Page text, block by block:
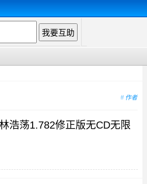
浩荡1.782修正版无CD无限
作者